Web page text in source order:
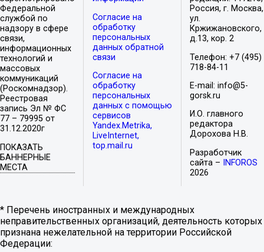
Федеральной
службой по
надзору в сфере
связи,
информационных
технологий и
массовых
коммуникаций
(Роскомнадзор).
Реестровая
запись Эл № ФС
77 – 79995 от
31.12.2020г
ПОКАЗАТЬ
БАННЕРНЫЕ
МЕСТА
Согласие на
обработку
персональных
данных обратной
связи
Согласие на
обработку
персональных
данных с помощью
сервисов
Yandex.Metrika,
LiveInternet,
top.mail.ru
Россия, г. Москва,
ул.
Кржижановского,
д.13, кор. 2
Телефон: +7 (495)
718-84-11
E-mail: info@5-
gorsk.ru
И.О. главного
редактора
Дорохова Н.В.
Разработчик
сайта –
INFOROS
2026
* Перечень иностранных и международных
неправительственных организаций, деятельность которых
признана нежелательной на территории Российской
Федерации: